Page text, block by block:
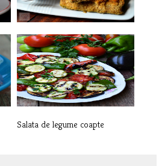
Dovlecei crocanti
Salata de legume coapte